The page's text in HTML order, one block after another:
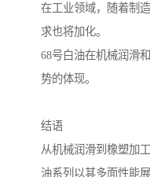
在工业领域，随着制
求也将加化。
68号白油在机械润滑
势的体现。
结语
从机械润滑到橡塑加
油系列以其多面性能